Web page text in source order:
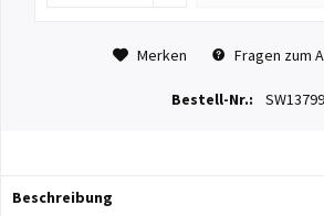
Merken Fragen zum
Bestell-Nr.: SW13799
Beschreibung